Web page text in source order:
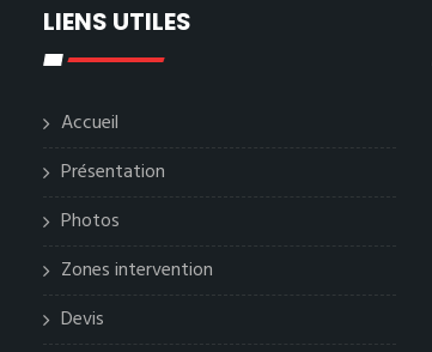
LIENS UTILES
Accueil
Présentation
Photos
Zones intervention
Devis